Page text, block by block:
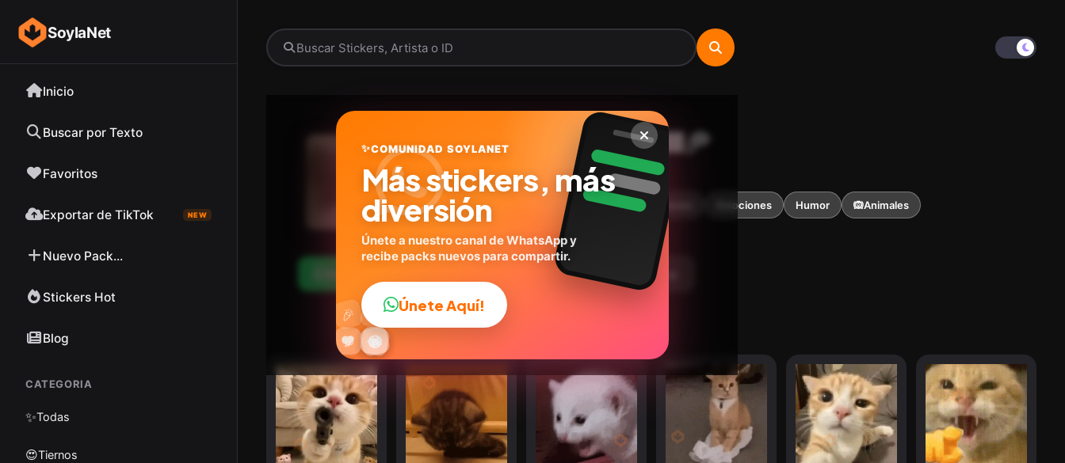
SoylaNet
Inicio
Buscar por Texto
Favoritos
Exportar de TikTok NEW
Nuevo Pack...
Stickers Hot
Blog
CATEGORIA
✨Todas
😍Tiernos
✨ Ramdon Gatos 3 🐈‍⬛🥏
@geysioystickers W5N6V
30stickers 🐱Gato Expresiones Emociones Humor 🙉Animales
Agregar a favoritos
😎
😂
🔥
💬
❤️ ✨
🤩
😜
🎉 👍
✨COMUNIDAD SOYLANET
Más stickers, más
diversión
Únete a nuestro canal de WhatsApp y
recibe packs nuevos para compartir.
Únete Aquí!